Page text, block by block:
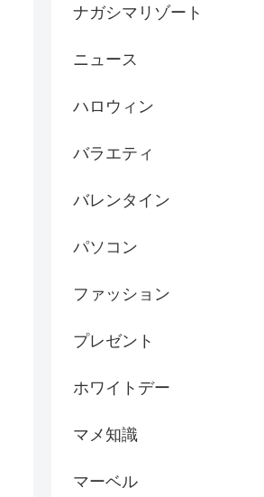
ナガシマリゾート
ニュース
ハロウィン
バラエティ
バレンタイン
パソコン
ファッション
プレゼント
ホワイトデー
マメ知識
マーベル